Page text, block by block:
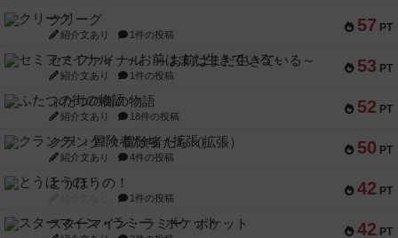
57 PT
クリーグ
紹介文あり 1件の投稿
53 PT
セミファイナル ～お前はまだ生きている～
紹介文あり 1件の投稿
52 PT
ふたつの街の物語
紹介文あり 18件の投稿
50 PT
クランク! ：冒険者たち（拡張）
紹介文あり 4件の投稿
42 PT
とうほうの！
1件の投稿
42 PT
スターマイン・ラミー ポケット